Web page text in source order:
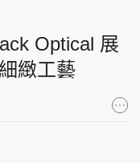
東周專欄Optical 展
緻工藝